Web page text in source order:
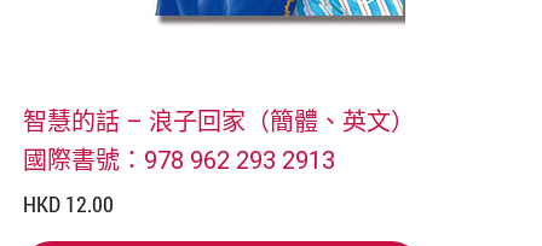
智慧的話 – 浪子回家（簡體、英文）
國際書號：978 962 293 2913
HKD 12.00